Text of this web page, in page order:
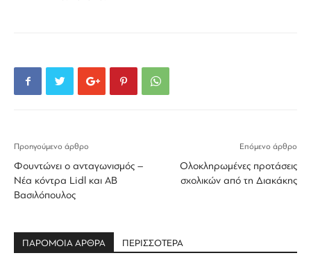
Προηγούμενο άρθρο
Φουντώνει ο ανταγωνισμός –
Νέα κόντρα Lidl και ΑΒ
Βασιλόπουλος
Επόμενο άρθρο
Ολοκληρωμένες προτάσεις
σχολικών από τη Διακάκης
ΠΑΡΟΜΟΙΑ ΑΡΘΡΑ ΠΕΡΙΣΣΟΤΕΡΑ